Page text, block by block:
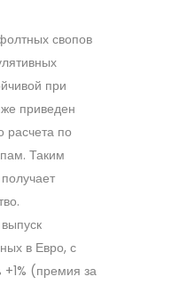
свопов
при
приведен
расчета по
Таким
в Евро, с
+1% (премия за